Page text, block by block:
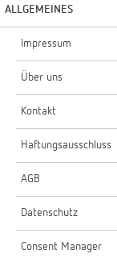
ALLGEMEINES
Impressum
Über uns
Kontakt
Haftungsausschluss
AGB
Datenschutz
Consent Manager